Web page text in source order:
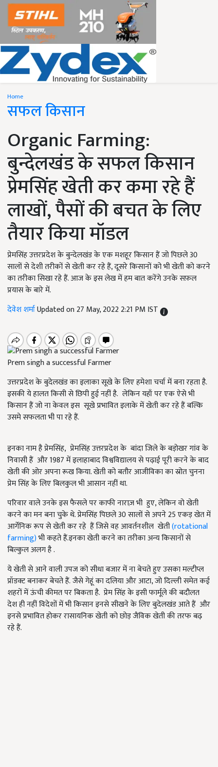
Home
सफल किसान
Organic Farming:
बुन्देलखंड के सफल किसान
प्रेमसिंह खेती कर कमा रहे हैं
लाखों, पैसों की बचत के लिए
तैयार किया मॉडल
प्रेमसिंह उत्तरप्रदेश के बुन्देलखंड के एक मशहूर किसान हैं जो पिछले 30
सालों से देशी तरीकों से खेती कर रहे हैं, दूसरे किसानों को भी खेती को करने
का तरीका सिखा रहे हैं. आज के इस लेख में हम बात करेंगे उनके सफ़ल
प्रयास के बारे में.
देवेश शर्माUpdated on 27 May, 2022 2:21 PM IST
Prem singh a successful Farmer
उत्तरप्रदेश के बुदेलखंड का इलाका सूखे के लिए हमेशा चर्चा में बना रहता है.
इसकी ये हालत किसी से छिपी हुई नहीं है. लेकिन यहाँ पर एक ऐसे भी
किसान हैं जो ना केवल इस सूखे प्रभावित इलाके में खेती कर रहे हैं बल्कि
उसमे सफलता भी पा रहे हैं.
इनका नाम है प्रेमसिंह, प्रेमसिंह उत्तरप्रदेश के बांदा जिले के बड़ोखर गांव के
निवासी हैं और 1987 में इलाहाबाद विश्वविद्यालय से पढ़ाई पूरी करने के बाद
खेती की ओर अपना रूख किया. खेती को बतौर आजीविका का स्रोत चुनना
प्रेम सिंह के लिए बिलकुल भी आसान नहीं था.
परिवार वाले उनके इस फैसले पर काफी नाराज़ भी हुए, लेकिन वो खेती
करने का मन बना चुके थे. प्रेमसिंह पिछले 30 सालों से अपने 25 एकड़ खेत में
आर्गेनिक रूप से खेती कर रहे हैं जिसे वह आवर्तनशील खेती(rotational
farming)भी कहते हैं.इनका खेती करने का तरीका अन्य किसानों से
बिल्कुल अलग है .
ये खेती से आने वाली उपज को सीधा बजार में ना बेचते हुए उसका मल्टीप्ल
प्रॉडक्ट बनाकर बेचते हैं. जैसे गेहूं का दलिया और आटा, जो दिल्ली समेत कई
शहरों में ऊंची कीमत पर बिकता है. प्रेम सिंह के इसी फार्मूले की बदौलत
देश ही नहीं विदेशों में भी किसान इनसे सीखने के लिए बुदेलखंड आते हैं और
इनसे प्रभावित होकर रासायनिक खेती को छोड़ जैविक खेती की तरफ बढ़
रहे हैं.